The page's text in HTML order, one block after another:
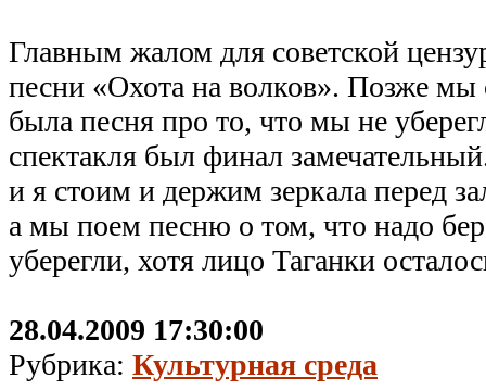
Главным жалом для советской
песни «Охота на волков». Позже
была песня про то, что мы не
спектакля был финал
и я стоим и держим зеркала перед
а мы поем песню о том, что надо
уберегли, хотя лицо Таганки
28.04.2009 17:30:00
Рубрика: Культурная среда